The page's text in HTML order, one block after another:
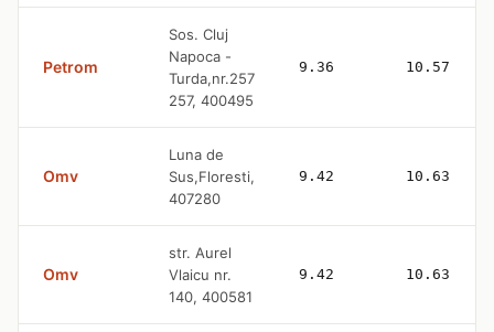
Petrom
Sos. Cluj
Napoca -
Turda,nr.257
257, 400495
9.36 10.57
Omv
Luna de
Sus,Floresti,
407280
9.42 10.63
Omv
str. Aurel
Vlaicu nr.
140, 400581
9.42 10.63